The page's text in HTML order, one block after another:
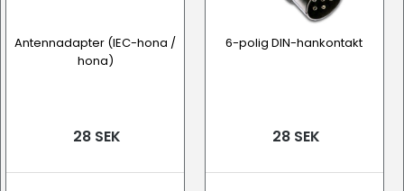
Antennadapter (IEC-hona /
hona)
28 SEK
6-polig DIN-hankontakt
28 SEK